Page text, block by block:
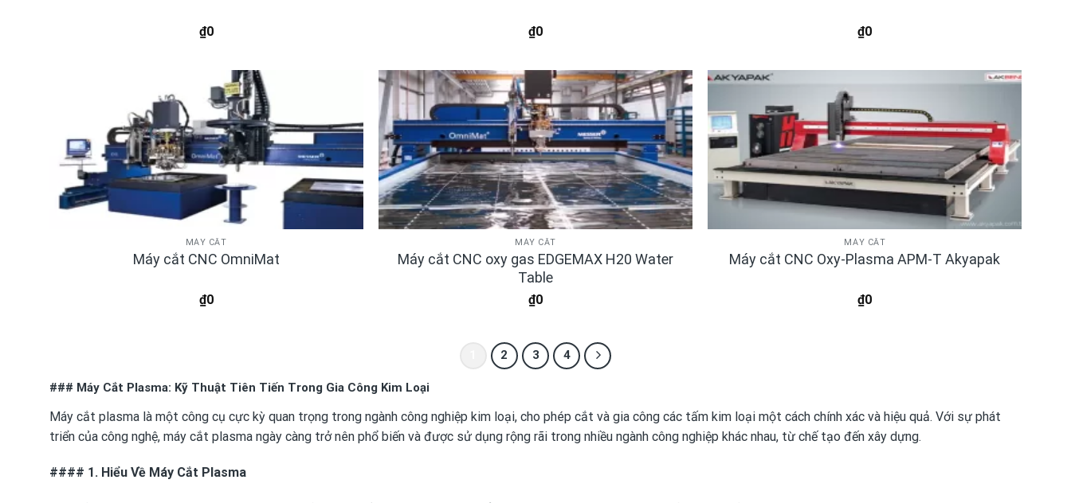
₫0 ₫0 ₫0
MÁY CẮT
Máy cắt CNC OmniMat
₫0
MÁY CẮT
Máy cắt CNC oxy gas EDGEMAX H20 Water
Table
₫0
MÁY CẮT
Máy cắt CNC Oxy-Plasma APM-T Akyapak
₫0
2 3 4
### Máy Cắt Plasma: Kỹ Thuật Tiên Tiến Trong Gia Công Kim Loại
Máy cắt plasma là một công cụ cực kỳ quan trọng trong ngành công nghiệp kim loại, cho phép cắt và gia công các tấm kim loại một cách chính xác và hiệu quả. Với sự phát
triển của công nghệ, máy cắt plasma ngày càng trở nên phổ biến và được sử dụng rộng rãi trong nhiều ngành công nghiệp khác nhau, từ chế tạo đến xây dựng.
#### 1. Hiểu Về Máy Cắt Plasma